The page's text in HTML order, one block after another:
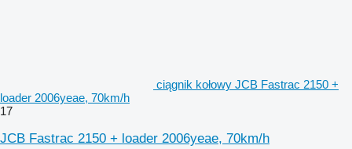
ciągnik kołowy JCB Fastrac 2150 +
loader 2006yeae, 70km/h
17
JCB Fastrac 2150 + loader 2006yeae, 70km/h